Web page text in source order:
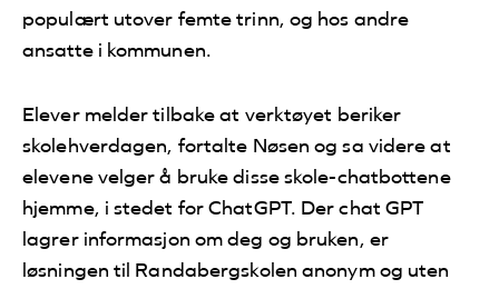
populært utover femte trinn, og hos andre
ansatte i kommunen.
Elever melder tilbake at verktøyet beriker
skolehverdagen, fortalte Nøsen og sa videre at
elevene velger å bruke disse skole-chatbottene
hjemme, i stedet for ChatGPT. Der chat GPT
lagrer informasjon om deg og bruken, er
løsningen til Randabergskolen anonym og uten